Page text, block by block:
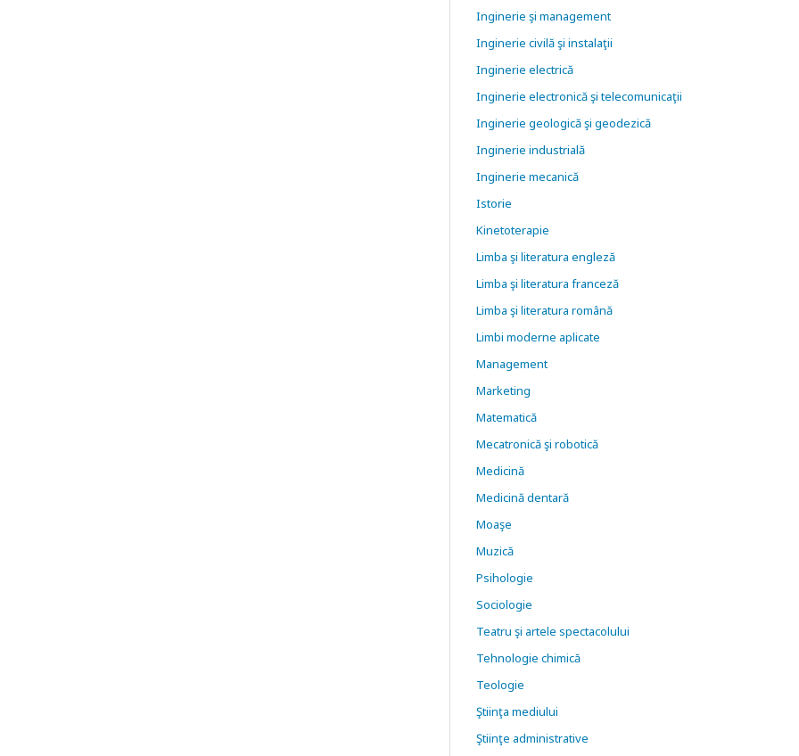
Inginerie şi management
Inginerie civilă şi instalaţii
Inginerie electrică
Inginerie electronică şi telecomunicaţii
Inginerie geologică şi geodezică
Inginerie industrială
Inginerie mecanică
Istorie
Kinetoterapie
Limba şi literatura engleză
Limba şi literatura franceză
Limba şi literatura română
Limbi moderne aplicate
Management
Marketing
Matematică
Mecatronică şi robotică
Medicină
Medicină dentară
Moaşe
Muzică
Psihologie
Sociologie
Teatru şi artele spectacolului
Tehnologie chimică
Teologie
Ştiinţa mediului
Ştiinţe administrative